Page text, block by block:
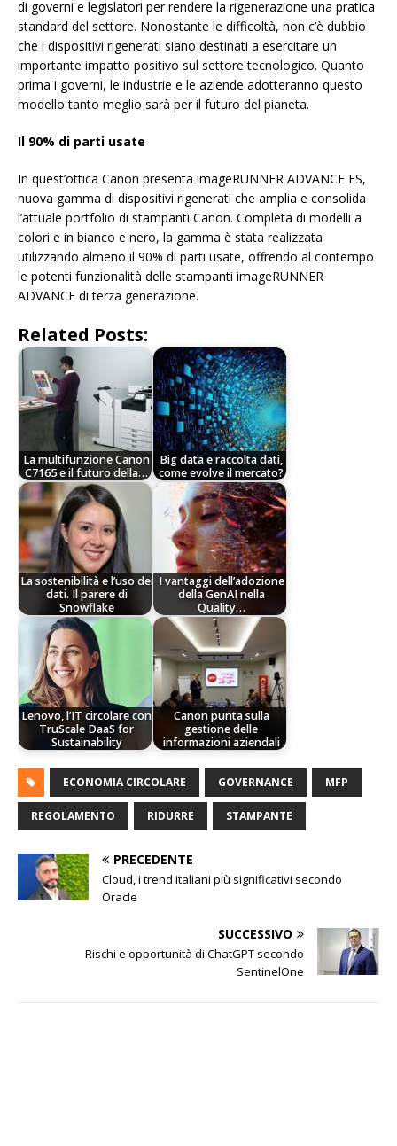
di governi e legislatori per rendere la rigenerazione una pratica
standard del settore. Nonostante le difficoltà, non c’è dubbio
che i dispositivi rigenerati siano destinati a esercitare un
importante impatto positivo sul settore tecnologico. Quanto
prima i governi, le industrie e le aziende adotteranno questo
modello tanto meglio sarà per il futuro del pianeta.
Il 90% di parti usate
In quest’ottica Canon presenta imageRUNNER ADVANCE ES,
nuova gamma di dispositivi rigenerati che amplia e consolida
l’attuale portfolio di stampanti Canon. Completa di modelli a
colori e in bianco e nero, la gamma è stata realizzata
utilizzando almeno il 90% di parti usate, offrendo al contempo
le potenti funzionalità delle stampanti imageRUNNER
ADVANCE di terza generazione.
Related Posts:
La multifunzione Canon
C7165 e il futuro della…
Big data e raccolta dati,
come evolve il mercato?
La sostenibilità e l’uso dei
dati. Il parere di
Snowflake
I vantaggi dell’adozione
della GenAI nella
Quality…
Lenovo, l’IT circolare con
TruScale DaaS for
Sustainability
Canon punta sulla
gestione delle
informazioni aziendali
ECONOMIA CIRCOLARE GOVERNANCE MFP
REGOLAMENTO RIDURRE STAMPANTE
PRECEDENTE
Cloud, i trend italiani più significativi secondo
Oracle
SUCCESSIVO
Rischi e opportunità di ChatGPT secondo
SentinelOne